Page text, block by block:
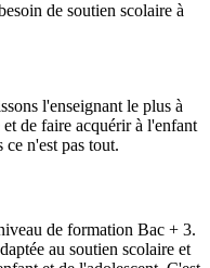
de soutien scolaire à
l'enseignant le plus à
de faire acquérir à l'enfant
n'est pas tout.
de formation Bac + 3.
au soutien scolaire et